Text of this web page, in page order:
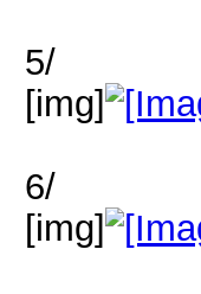
5/
[img]
6/
[img]